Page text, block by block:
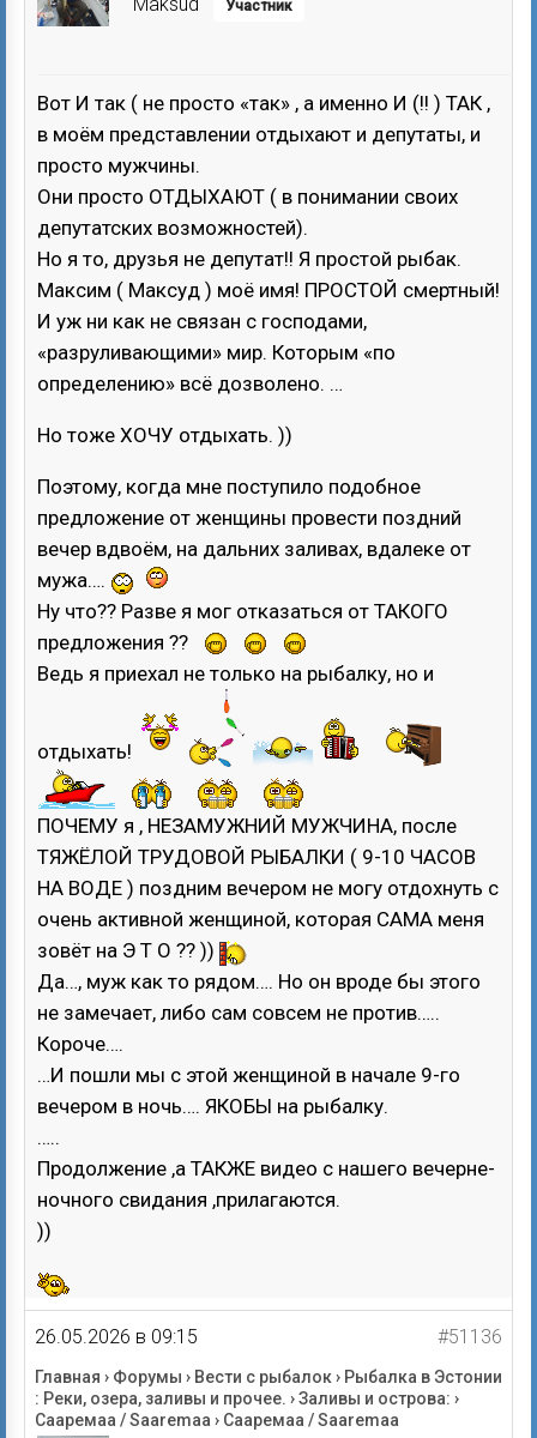
Участник
Вот И так ( не просто «так» , а именно И (!! ) ТАК ,
в моём представлении отдыхают и депутаты, и
просто мужчины.
Они просто ОТДЫХАЮТ ( в понимании своих
депутатских возможностей).
Но я то, друзья не депутат!! Я простой рыбак.
Максим ( Максуд ) моё имя! ПРОСТОЙ смертный!
И уж ни как не связан с господами,
«разруливающими» мир. Которым «по
определению» всё дозволено. …
Но тоже ХОЧУ отдыхать. ))
Поэтому, когда мне поступило подобное
предложение от женщины провести поздний
вечер вдвоём, на дальних заливах, вдалеке от
мужа….
Ну что?? Разве я мог отказаться от ТАКОГО
предложения ??
Ведь я приехал не только на рыбалку, но и
отдыхать!
ПОЧЕМУ я , НЕЗАМУЖНИЙ МУЖЧИНА, после
ТЯЖЁЛОЙ ТРУДОВОЙ РЫБАЛКИ ( 9-10 ЧАСОВ
НА ВОДЕ ) поздним вечером не могу отдохнуть с
очень активной женщиной, которая САМА меня
зовёт на Э Т О ?? ))
Да…, муж как то рядом…. Но он вроде бы этого
не замечает, либо сам совсем не против…..
Короче….
…И пошли мы с этой женщиной в начале 9-го
вечером в ночь…. ЯКОБЫ на рыбалку.
…..
Продолжение ,а ТАКЖЕ видео с нашего вечерне-
ночного свидания ,прилагаются.
))
26.05.2026 в 09:15 #51136
Главная › Форумы › Вести с рыбалок› Рыбалка в Эстонии
: Реки, озера, заливы и прочее. ›Заливы и острова: ›
Сааремаа / Saaremaa › Сааремаа / Saaremaa